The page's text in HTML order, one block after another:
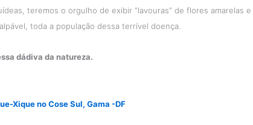
teremos o orgulho de exibir “lavouras” de flores amarelas e
toda a população dessa terrível doença.
dádiva da natureza.
Xique no Cose Sul, Gama -DF